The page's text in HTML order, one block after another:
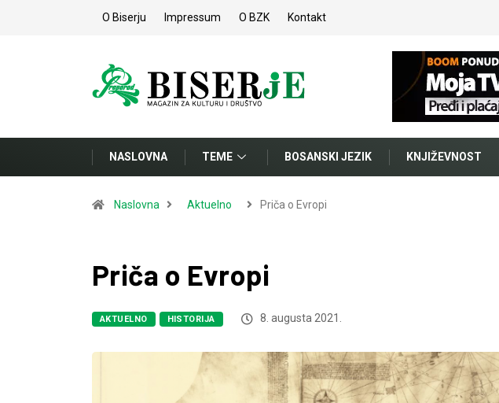
O Biserju Impressum O BZK Kontakt
NASLOVNA TEME BOSANSKI JEZIK KNJIŽEVNOST
Naslovna Aktuelno Priča o Evropi
Priča o Evropi
AKTUELNO HISTORIJA 8. augusta 2021.